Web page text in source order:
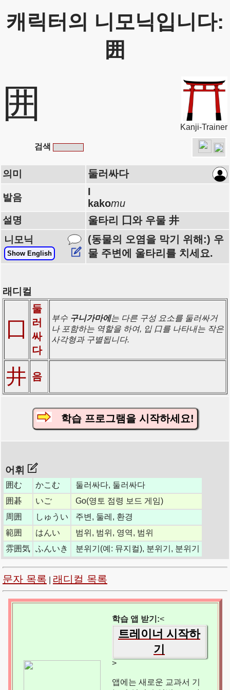
캐릭터의 니모닉입니다:
囲
囲
Kanji-Trainer
검색
의미 둘러싸다
발음
I
kakomu
설명 울타리 囗와 우물 井
니모닉
Show English
(동물의 오염을 막기 위해:) 우
물 주변에 울타리를 치세요.
래디컬
囗
둘
러
싸
다
부수 구니가마에는 다른 구성 요소를 둘러싸거
나 포함하는 역할을 하여, 입 口를 나타내는 작은
사각형과 구별됩니다.
井 음
학습 프로그램을 시작하세요!
어휘
囲む かこむ
둘러싸다, 둘러싸다
囲碁
いご
Go(영토 점령 보드 게임)
周囲
しゅうい
주변, 둘레, 환경
範囲
はんい
범위, 범위, 영역, 범위
雰囲気 ふんいき 분위기(예: 뮤지컬), 분위기, 분위기
문자 목록 래디컬 목록
학습 앱 받기:<
트레이너 시작하
기
>
앱에는 새로운 교과서 기